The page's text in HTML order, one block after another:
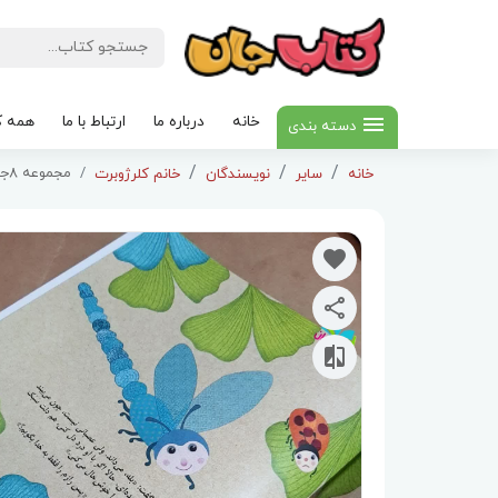
دسته بندی خانه درباره ما ارتباط با ما همه
خانه سایر نویسندگان خانم کلرژوبرت مجموعه 8جلدی یک داستان تخیلی با مفهوم قرآنی